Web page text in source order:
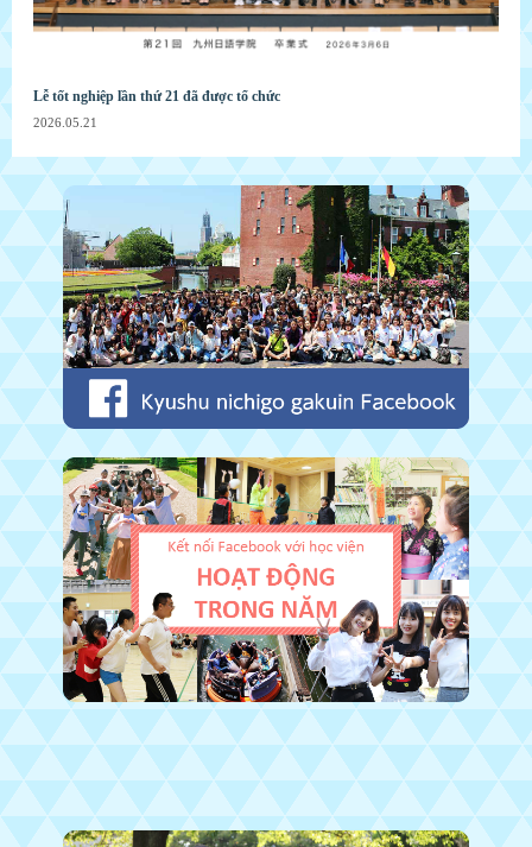
Lễ tốt nghiệp lần thứ 21 đã được tổ chức
2026.05.21